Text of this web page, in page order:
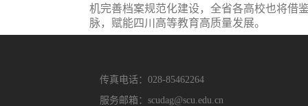
机完善档案规范化建设，全省各高校也将借
脉，赋能四川高等教育高质量发展。
传真电话：028-85462264
服务邮箱：scudag@scu.edu.cn